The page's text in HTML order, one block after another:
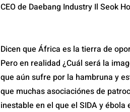
CEO de Daebang Industry Il Seok
Dicen que África es la tierra de
Pero en realidad ¿Cuál será la
que aún sufre por la hambruna y
que muchas asociaciónes de
inestable en el que el SIDA y